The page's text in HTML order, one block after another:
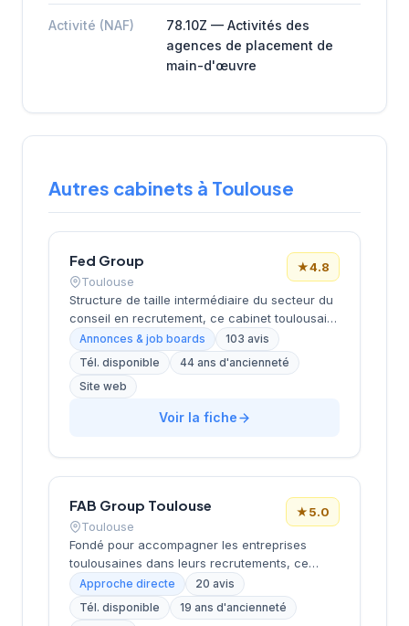
Activité (NAF)
78.10Z — Activités des
agences de placement de
main-d'œuvre
Autres cabinets à Toulouse
Fed Group
Toulouse
★4.8
Structure de taille intermédiaire du secteur du
conseil en recrutement, ce cabinet toulousain
opère depuis ses locaux de Now Toulouse sur
la Piste des Géants. Établi dans la métropole
rose, il développe son activité de placement et
de conseil RH avec une approche centrée sur
l'accompagnement des entreprises locales et
des candidats. La satisfaction client se reflète
efficacement le bassin d'emploi de la région
Occitanie.
Annonces & job boards
103 avis
Tél. disponible
44 ans d'ancienneté
Site web
Voir la fiche
FAB Group Toulouse
Toulouse
★5.0
Fondé pour accompagner les entreprises
toulousaines dans leurs recrutements, ce
cabinet intervient depuis son siège situé 4 rue
d'Aubuisson dans le centre-ville de Toulouse.
La structure propose ses services de
Approche directe
20 avis
Tél. disponible
19 ans d'ancienneté